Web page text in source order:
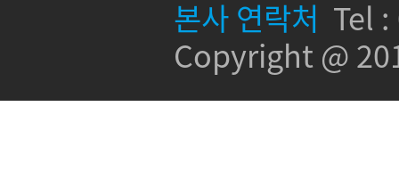
본사 연락처 Tel
Copyright @